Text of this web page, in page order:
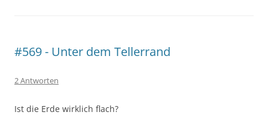
#569 - Unter dem Tellerrand
2 Antworten
Ist die Erde wirklich flach?